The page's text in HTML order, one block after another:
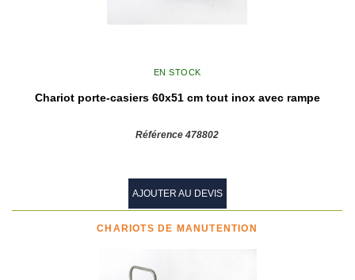
EN STOCK
Chariot porte-casiers 60x51 cm tout inox avec rampe
Référence 478802
AJOUTER AU DEVIS
CHARIOTS DE MANUTENTION